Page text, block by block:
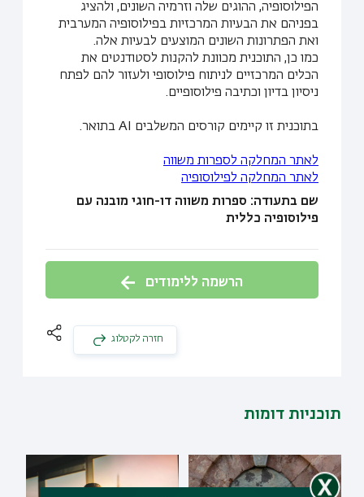
הפילוסופיה, ההוגים שלה וזרמיה השונים, ולהציג
בפניהם את הבעיות המרכזיות בפילוסופיה המערבית
ואת הפתרונות השונים המוצעים לבעיות אלה.
כמו כן, התוכנית מכוונת להקנות לסטודנטים את
הכלים המרכזיים לניתוח פילוסופי ולעזור להם לפתח
ניסיון בדיון וכתיבה פילוסופיים.
בתוכנית זו קיימים קורסים המשלבים AI בתואר.
לאתר המחלקה לספרות משווה
לאתר המחלקה לפילוסופיה
שם בתעודה: ספרות משווה דו-חוגי מובנה עם
פילוסופיה כללית
הרשמה ללימודים
חזרה לקטלוג
תוכניות דומות